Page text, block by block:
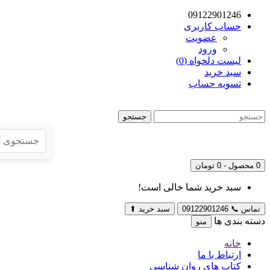
09122901246
حساب کاربری
عضویت
ورود
لیست دلخواه (0)
سبد خرید
تسویه حساب
جستجو
0 محصول - 0 تومان
سبد خرید شما خالی است!
تماس 📞
09122901246 سبد خرید ⬆
دسته بندی ها منو
خانه
ارتباط با ما
کتاب های روان شناسی